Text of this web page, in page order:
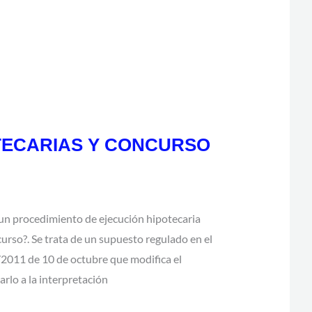
Y CONCURSO
procedimiento de ejecución hipotecaria
Se trata de un supuesto regulado en el
de 10 de octubre que modifica el
a la interpretación